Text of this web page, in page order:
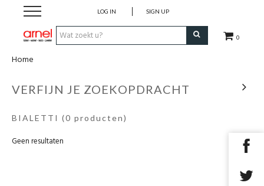
0
LOG IN SIGN UP
Koken
Tafel
Home
VERFIJN JE ZOEKOPDRACHT
BIALETTI (0 producten)
Geen resultaten